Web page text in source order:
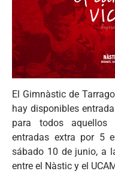
El Gimnàstic de
hay disponibles
para todos aquellos
entradas extra por 5
sábado 10 de junio, a
entre el Nàstic y el